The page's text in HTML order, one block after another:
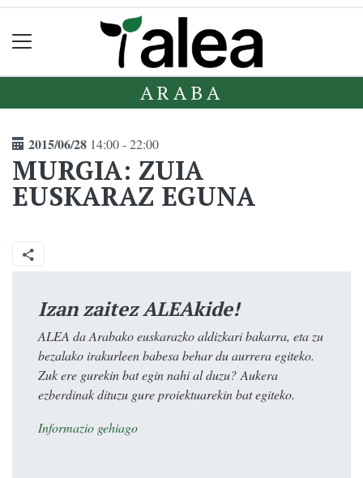
ARABA
2015/06/28 14:00 - 22:00
MURGIA: ZUIA
EUSKARAZ EGUNA
Izan zaitez ALEAkide!
ALEA da Arabako euskarazko aldizkari bakarra, eta zu
bezalako irakurleen babesa behar du aurrera egiteko.
Zuk ere gurekin bat egin nahi al duzu? Aukera
ezberdinak dituzu gure proiektuarekin bat egiteko.
Informazio gehiago